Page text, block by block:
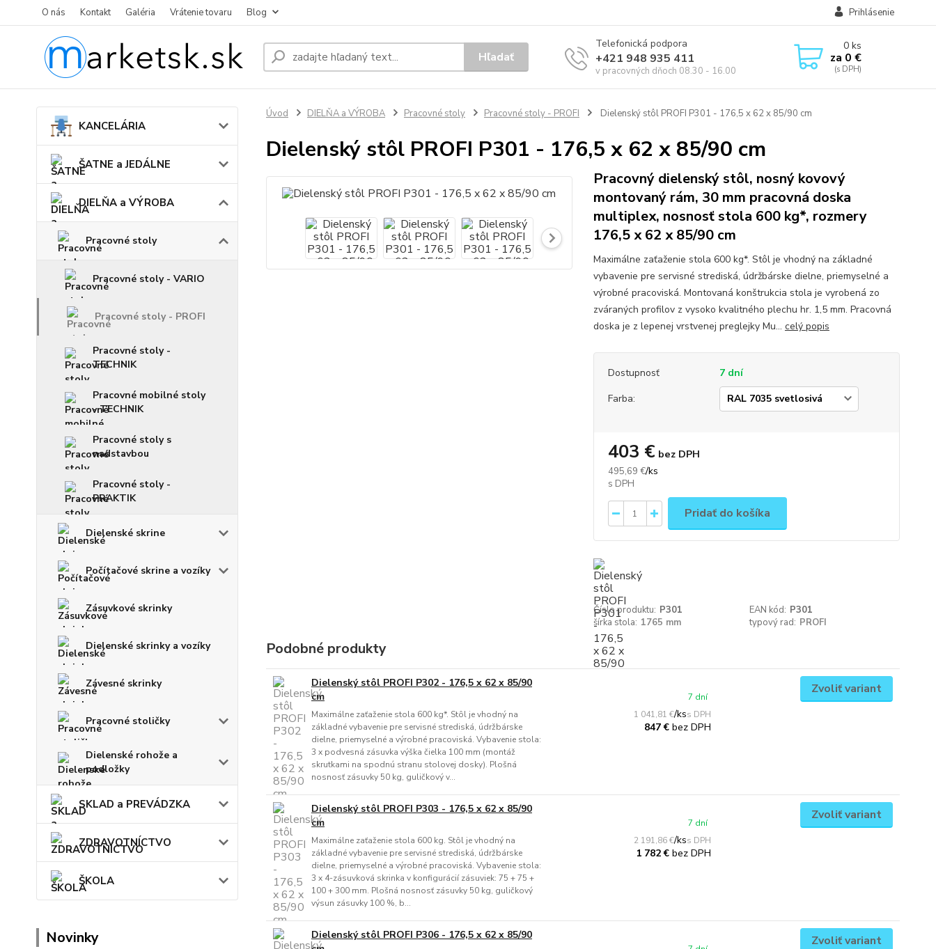
O nás Kontakt Galéria Vrátenie tovaru Blog Prihlásenie
Hľadať
Telefonická podpora
+421 948 935 411
v pracovných dňoch 08.30 - 16.00
0ks
za 0 €
KANCELÁRIA
ŠATNE a JEDÁLNE
DIELŇA a VÝROBA
Pracovné stoly
Pracovné stoly - VARIO
Pracovné stoly - PROFI
Pracovné stoly -
TECHNIK
Pracovné mobilné stoly
- TECHNIK
Pracovné stoly s
nadstavbou
Pracovné stoly -
PRAKTIK
Dielenské skrine
Počítačové skrine a vozíky
Zásuvkové skrinky
Dielenské skrinky a vozíky
Závesné skrinky
Pracovné stoličky
Dielenské rohože a
podložky
SKLAD a PREVÁDZKA
ZDRAVOTNÍCTVO
ŠKOLA
Novinky
Úvod DIELŇA a VÝROBA Pracovné stoly Pracovné stoly - PROFI Dielenský stôl PROFI P301 - 176,5 x 62 x 85/90 cm
Dielenský stôl PROFI P301 - 176,5 x 62 x 85/90 cm
Pracovný dielenský stôl, nosný kovový
montovaný rám, 30 mm pracovná doska
multiplex, nosnosť stola 600 kg*, rozmery
176,5 x 62 x 85/90 cm
Maximálne zaťaženie stola 600 kg*. Stôl je vhodný na základné
vybavenie pre servisné strediská, údržbárske dielne, priemyselné a
výrobné pracoviská. Montovaná konštrukcia stola je vyrobená zo
zváraných profilov z vysoko kvalitného plechu hr. 1,5 mm. Pracovná
doska je z lepenej vrstvenej preglejky Mu... celý popis
Dostupnosť
7 dní
Farba:
495,69 €/ks
403 € bez DPH
Pridať do košíka
Číslo produktu: P301 EAN kód: P301
šírka stola: 1765 mm typový rad: PROFI
Podobné produkty
Dielenský stôl PROFI P302 - 176,5 x 62 x 85/90
cm
Maximálne zaťaženie stola 600 kg*. Stôl je vhodný na
základné vybavenie pre servisné strediská, údržbárske
dielne, priemyselné a výrobné pracoviská. Vybavenie stola:
3 x podvesná zásuvka výška čielka 100 mm (montáž
skrutkami na spodnú stranu stolovej dosky). Plošná
nosnosť zásuvky 50 kg, guličkový v...
1 041,81 €/ks
847 €bez DPH
7 dní
Zvoliť variant
Dielenský stôl PROFI P303 - 176,5 x 62 x 85/90
cm
Maximálne zaťaženie stola 600 kg. Stôl je vhodný na
základné vybavenie pre servisné strediská, údržbárske
dielne, priemyselné a výrobné pracoviská. Vybavenie stola:
3 x 4-zásuvková skrinka v konfigurácií zásuviek: 75 + 75 +
100 + 300 mm. Plošná nosnosť zásuvky 50 kg, guličkový
výsun zásuvky 100 %, b...
2 191,86 €/ks
1 782 €bez DPH
7 dní
Zvoliť variant
Dielenský stôl PROFI P306 - 176,5 x 62 x 85/90
Zvoliť variant